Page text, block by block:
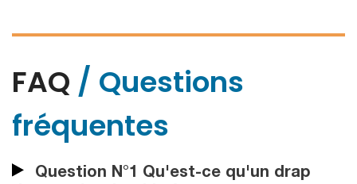
FAQ / Questions
fréquentes
Question N°1 Qu'est-ce qu'un drap